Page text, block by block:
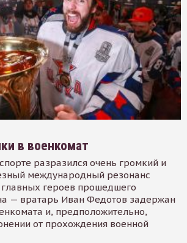
в военкомат
разразился очень громкий и
международный резонанс
героев прошедшего
— вратарь Иван Федотов задержан
и, предположительно,
от прохождения военной